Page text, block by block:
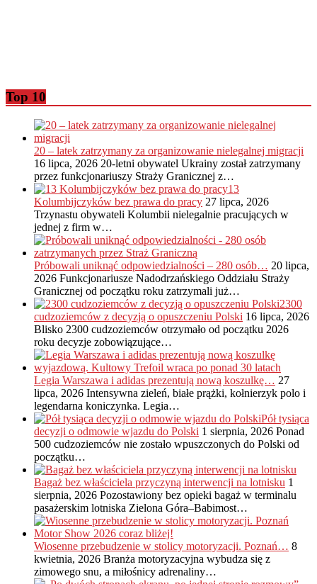
Top 10
20 – latek zatrzymany za organizowanie nielegalnej migracji
16 lipca, 2026 20-letni obywatel Ukrainy został zatrzymany
przez funkcjonariuszy Straży Granicznej z…
13
Kolumbijczyków bez prawa do pracy 27 lipca, 2026
Trzynastu obywateli Kolumbii nielegalnie pracujących w
jednej z firm w…
Próbowali uniknąć odpowiedzialności – 280 osób… 20 lipca,
2026 Funkcjonariusze Nadodrzańskiego Oddziału Straży
Granicznej od początku roku zatrzymali już…
2300
cudzoziemców z decyzją o opuszczeniu Polski 16 lipca, 2026
Blisko 2300 cudzoziemców otrzymało od początku 2026
roku decyzje zobowiązujące…
Legia Warszawa i adidas prezentują nową koszulkę… 27
lipca, 2026 Intensywna zieleń, białe prążki, kołnierzyk polo i
legendarna koniczynka. Legia…
Pół tysiąca
decyzji o odmowie wjazdu do Polski 1 sierpnia, 2026 Ponad
500 cudzoziemców nie zostało wpuszczonych do Polski od
początku…
Bagaż bez właściciela przyczyną interwencji na lotnisku 1
sierpnia, 2026 Pozostawiony bez opieki bagaż w terminalu
pasażerskim lotniska Zielona Góra–Babimost…
Wiosenne przebudzenie w stolicy motoryzacji. Poznań… 8
kwietnia, 2026 Branża motoryzacyjna wybudza się z
zimowego snu, a miłośnicy adrenaliny…